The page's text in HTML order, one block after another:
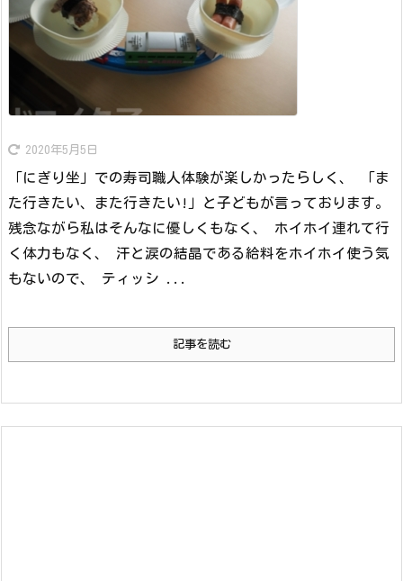
2020年5月5日
「にぎり坐」での寿司職人体験が楽しかったらしく、 「ま
た行きたい、また行きたい!」と子どもが言っております。
残念ながら私はそんなに優しくもなく、 ホイホイ連れて行
く体力もなく、 汗と涙の結晶である給料をホイホイ使う気
もないので、 ティッシ ...
記事を読む